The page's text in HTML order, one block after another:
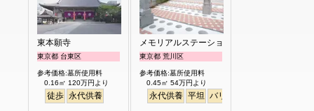
東本願寺
東京都 台東区
参考価格:墓所使用料
0.16㎡ 120万円より
徒歩 永代供養
メモリアルステーション南千住
東京都 荒川区
参考価格:墓所使用料
0.45㎡ 54万円より
永代供養 平坦 バリアフリー